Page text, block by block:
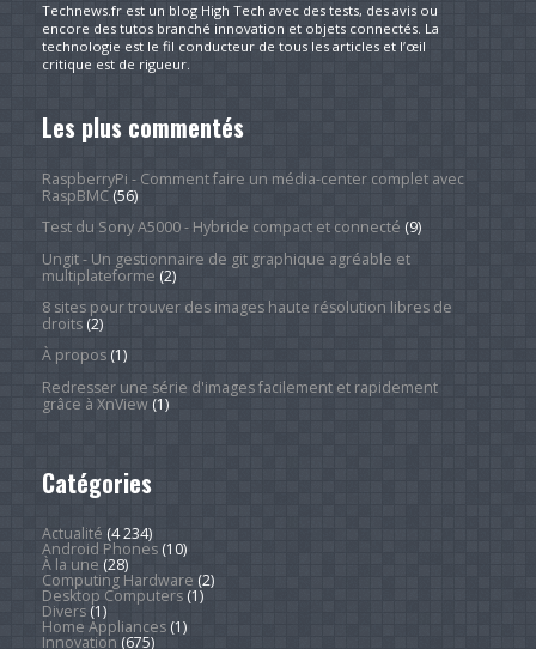
Technews.fr est un blog High Tech avec des tests, des avis ou
encore des tutos branché innovation et objets connectés. La
technologie est le fil conducteur de tous les articles et l’œil
critique est de rigueur.
Les plus commentés
RaspberryPi - Comment faire un média-center complet avec
RaspBMC(56)
Test du Sony A5000 - Hybride compact et connecté (9)
Ungit - Un gestionnaire de git graphique agréable et
multiplateforme (2)
8 sites pour trouver des images haute résolution libres de
droits(2)
À propos(1)
Redresser une série d'images facilement et rapidement
grâce à XnView(1)
Catégories
Actualité (4 234)
Android Phones(10)
À la une (28)
Computing Hardware (2)
Desktop Computers(1)
Divers(1)
Home Appliances(1)
Innovation (675)